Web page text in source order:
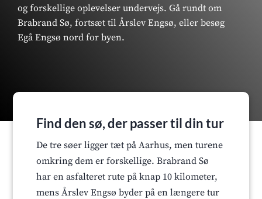
og forskellige oplevelser undervejs. Gå rundt om
Brabrand Sø, fortsæt til Årslev Engsø, eller besøg
Egå Engsø nord for byen.
Find den sø, der passer til din tur
De tre søer ligger tæt på Aarhus, men turene
omkring dem er forskellige. Brabrand Sø
har en asfalteret rute på knap 10 kilometer,
mens Årslev Engsø byder på en længere tur